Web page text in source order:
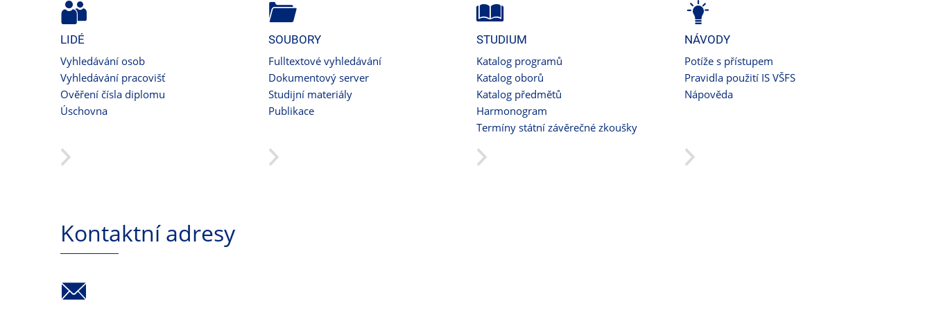
LIDÉ
Vyhledávání osob
Vyhledávání pracovišť
Ověření čísla diplomu
Úschovna
SOUBORY
Fulltextové vyhledávání
Dokumentový server
Studijní materiály
Publikace
STUDIUM
Katalog programů
Katalog oborů
Katalog předmětů
Harmonogram
Termíny státní závěrečné zkoušky
NÁVODY
Potíže s přístupem
Pravidla použití IS VŠFS
Nápověda
Kontaktní adresy